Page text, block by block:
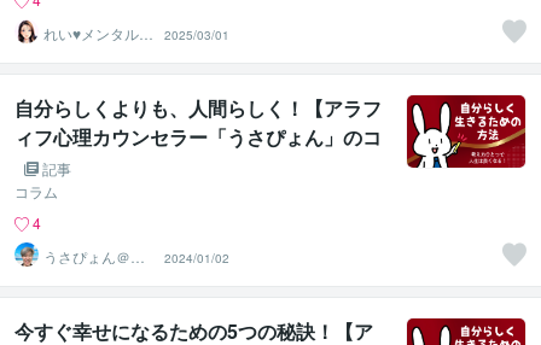
れい♥メンタルセ
ラピスト
2025/03/01
自分らしくよりも、人間らしく！【アラフ
ィフ心理カウンセラー「うさぴょん」のコ
コナラ電話相談】
記事
コラム
4
うさぴょん＠癒
し系アラフィフ
心寄り添い人
2024/01/02
今すぐ幸せになるための5つの秘訣！【ア